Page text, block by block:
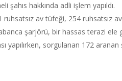
şahıs hakkında adli işlem yapıldı.
av tüfeği, 254 ruhsatsız
şarjörü, bir hassas terazi ele
yapılırken, sorgulanan 172 aranan